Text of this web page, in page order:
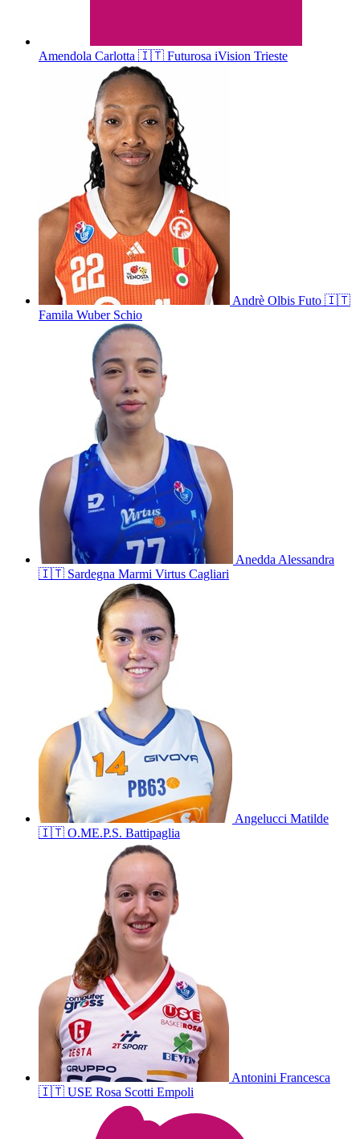
Amendola Carlotta 🇮🇹 Futurosa iVision Trieste
Andrè Olbis Futo 🇮🇹
Famila Wuber Schio
AneddaAlessandra
🇮🇹 Sardegna Marmi Virtus Cagliari
Angelucci Matilde
🇮🇹 O.ME.P.S. Battipaglia
Antonini Francesca
🇮🇹 USE Rosa Scotti Empoli